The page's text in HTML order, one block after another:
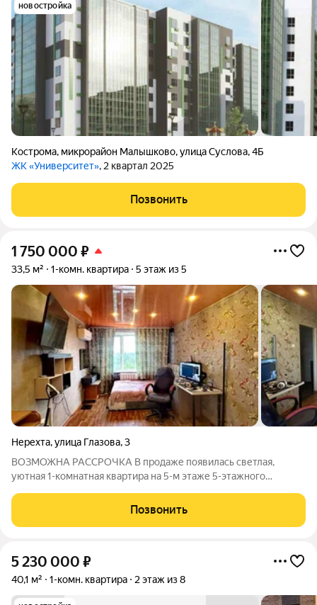
новостройка
Кострома, микрорайон Малышково,улица Суслова,4Б
ЖК «Университет», 2 квартал 2025
Позвонить
1 750 000 ₽
33,5 м² 1-комн. квартира 5 этаж из 5
Нерехта,улица Глазова,3
ВОЗМОЖНА РАССРОЧКА В продаже появилась светлая,
уютная 1-комнатная квартира на 5-м этаже 5-этажного
квартире выполнен косметический ремонт, везде натяжные
потолки, на полу линолеум. Сан. узел в
Позвонить
5 230 000 ₽
40,1 м² 1-комн. квартира 2 этаж из 8